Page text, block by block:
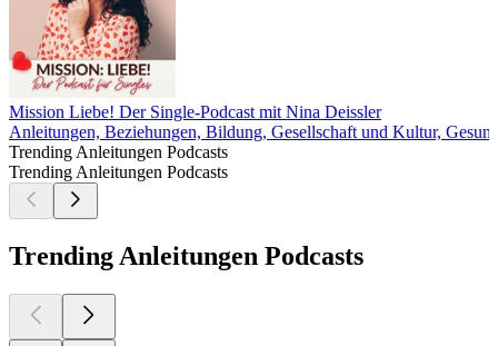
Mission Liebe! Der Single-Podcast mit Nina Deissler
Anleitungen, Beziehungen, Bildung, Gesellschaft und Kultur,
Trending Anleitungen Podcasts
Trending Anleitungen Podcasts
Trending Anleitungen Podcasts